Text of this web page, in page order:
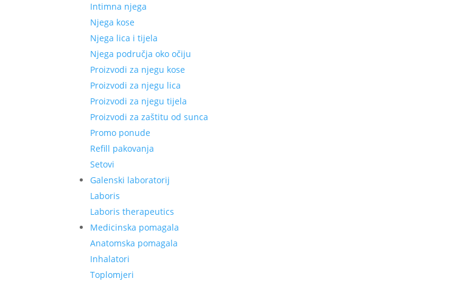
Intimna njega
Njega kose
Njega lica i tijela
Njega područja oko očiju
Proizvodi za njegu kose
Proizvodi za njegu lica
Proizvodi za njegu tijela
Proizvodi za zaštitu od sunca
Promo ponude
Refill pakovanja
Setovi
Galenski laboratorij
Laboris
Laboris therapeutics
Medicinska pomagala
Anatomska pomagala
Inhalatori
Toplomjeri